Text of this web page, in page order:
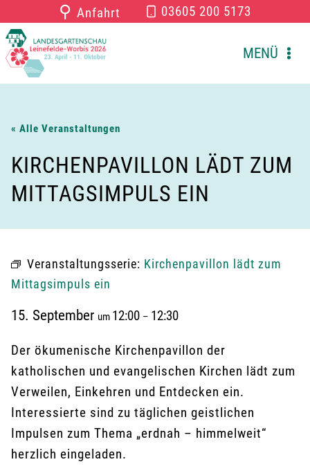
Inhalt
springen
⚲ Anfahrt 03605 200 5173
MENÜ
« Alle Veranstaltungen
KIRCHENPAVILLON LÄDT ZUM
MITTAGSIMPULS EIN
Veranstaltungsserie: Kirchenpavillon lädt zum
Mittagsimpuls ein
15. September um 12:00 – 12:30
Der ökumenische Kirchenpavillon der
katholischen und evangelischen Kirchen lädt zum
Verweilen, Einkehren und Entdecken ein.
Interessierte sind zu täglichen geistlichen
Impulsen zum Thema „erdnah – himmelweit“
herzlich eingeladen.